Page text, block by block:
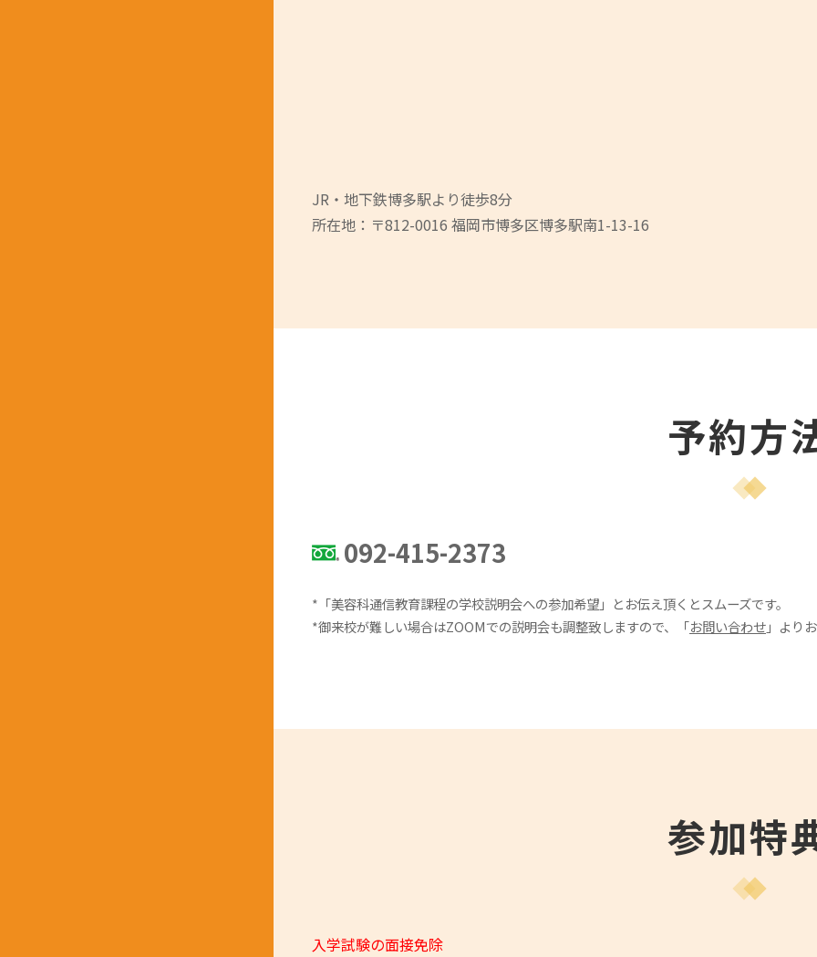
JR・地下鉄博多駅より徒歩8分
所在地：〒812-0016 福岡市博多区博多駅南1-13-16
予約方
092-415-2373
*「美容科通信教育課程の学校説明会への参加希望」とお伝え頂くとスムーズです。
*御来校が難しい場合はZOOMでの説明会も調整致しますので、「お問い合わせ」より
参加特
入学試験の面接免除